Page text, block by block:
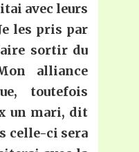
avec leurs
les pris par
sortir du
alliance
toutefois
un mari, dit
celle-ci sera